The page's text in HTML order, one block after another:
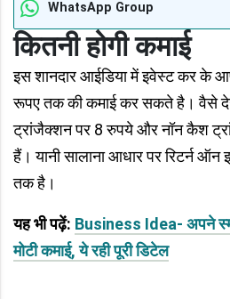
WhatsApp Group
कितनी होगी कमाई
इस शानदार आईडिया में इवेस्ट कर के
रूपए तक की कमाई कर सकते है। वैसे
ट्रांजैक्शन पर 8 रुपये और नॉन कैश
हैं। यानी सालाना आधार पर रिटर्न
तक है।
यह भी पढ़ें: Business Idea- अपने
मोटी कमाई, ये रही पूरी डिटेल